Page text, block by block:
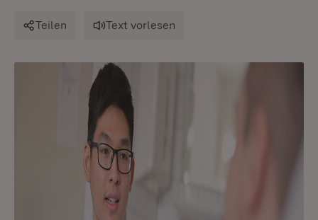
Teilen Text vorlesen